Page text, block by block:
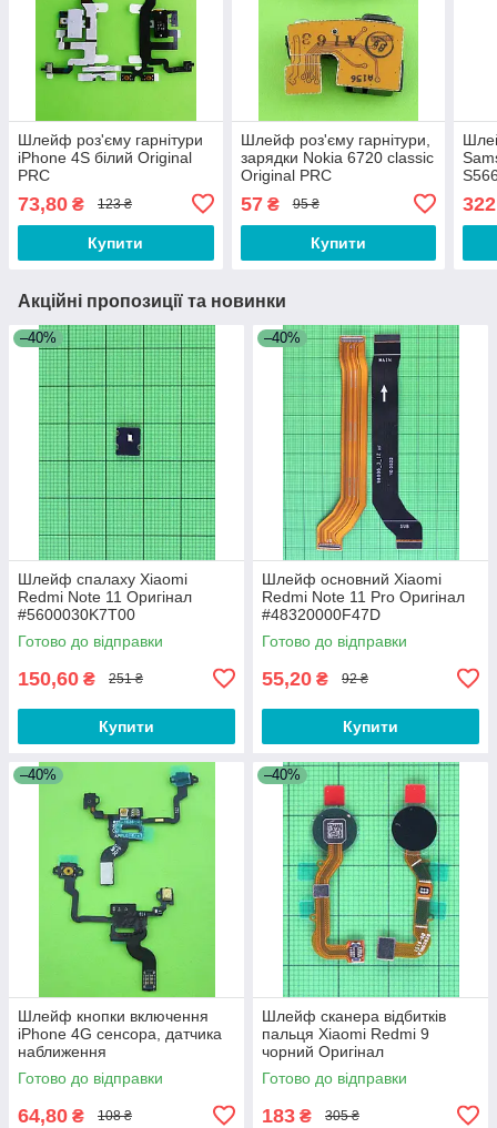
Шлейф роз'єму гарнітури
iPhone 4S білий Original
PRC
73,80 ₴ 123 ₴
Купити
Шлейф роз'єму гарнітури,
зарядки Nokia 6720 classic
Original PRC
57₴ 95 ₴
Купити
Акційні пропозиції та новинки
–40%
Шлейф спалаху Xiaomi
Redmi Note 11 Оригінал
#5600030K7T00
Готово до відправки
150,60 ₴ 251 ₴
Купити
–40%
Шлейф основний Xiaomi
Redmi Note 11 Pro Оригінал
#48320000F47D
Готово до відправки
55,20 ₴ 92 ₴
Купити
–40%
Шлейф кнопки включення
iPhone 4G сенсора, датчика
наближення
Готово до відправки
64,80 ₴ 108 ₴
–40%
Шлейф сканера відбитків
пальця Xiaomi Redmi 9
чорний Оригінал
#490200000H5E
Готово до відправки
183 ₴ 305 ₴